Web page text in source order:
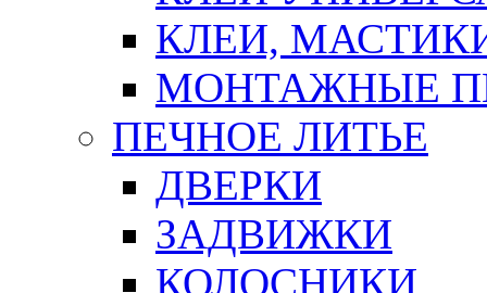
КЛЕИ,
МОНТАЖНЫЕ
ПЕЧНОЕ ЛИТЬЕ
ДВЕРКИ
ЗАДВИЖКИ
КОЛОСНИКИ